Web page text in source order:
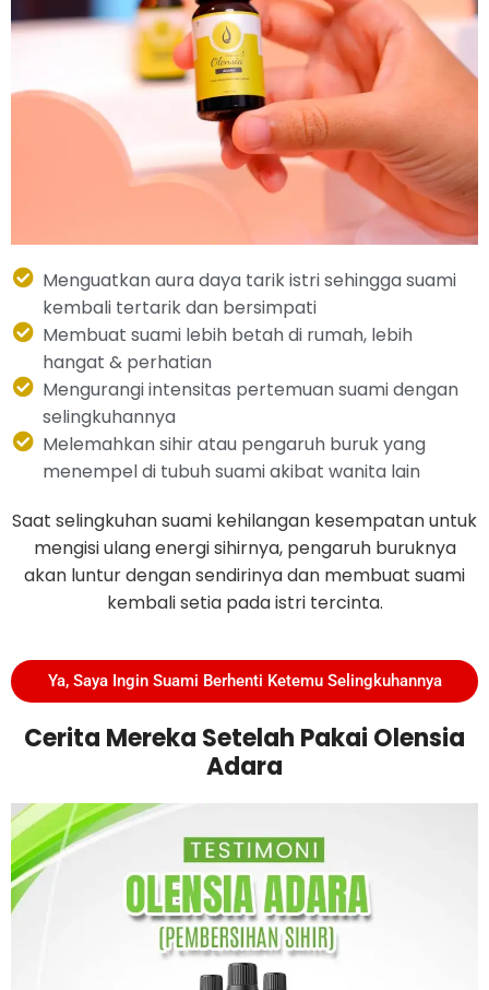
Menguatkan aura daya tarik istri sehingga suami
kembali tertarik dan bersimpati
Membuat suami lebih betah di rumah, lebih
hangat & perhatian
Mengurangi intensitas pertemuan suami dengan
selingkuhannya
Melemahkan sihir atau pengaruh buruk yang
menempel di tubuh suami akibat wanita lain
Saat selingkuhan suami kehilangan kesempatan untuk
mengisi ulang energi sihirnya, pengaruh buruknya
akan luntur dengan sendirinya dan membuat suami
kembali setia pada istri tercinta.
Ya, Saya Ingin Suami Berhenti Ketemu Selingkuhannya
Cerita Mereka Setelah Pakai Olensia
Adara